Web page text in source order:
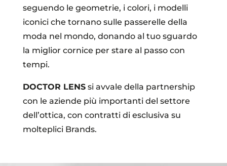
seguendo le geometrie, i colori, i modelli
iconici che tornano sulle passerelle della
moda nel mondo, donando al tuo sguardo
la miglior cornice per stare al passo con
tempi.
DOCTOR LENSsi avvale della partnership
con le aziende più importanti del settore
dell’ottica, con contratti di esclusiva su
molteplici Brands.